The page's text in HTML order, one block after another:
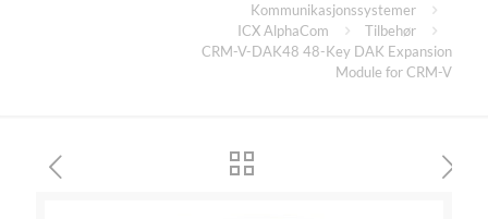
Kommunikasjonssystemer
ICX AlphaCom
Tilbehør
CRM-V-DAK48 48-Key DAK Expansion
Module for CRM-V